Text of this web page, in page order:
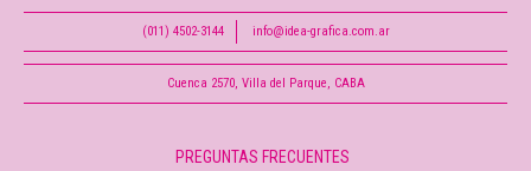
(011) 4502-3144 info@idea-grafica.com.ar
Cuenca 2570, Villa del Parque, CABA
PREGUNTAS FRECUENTES